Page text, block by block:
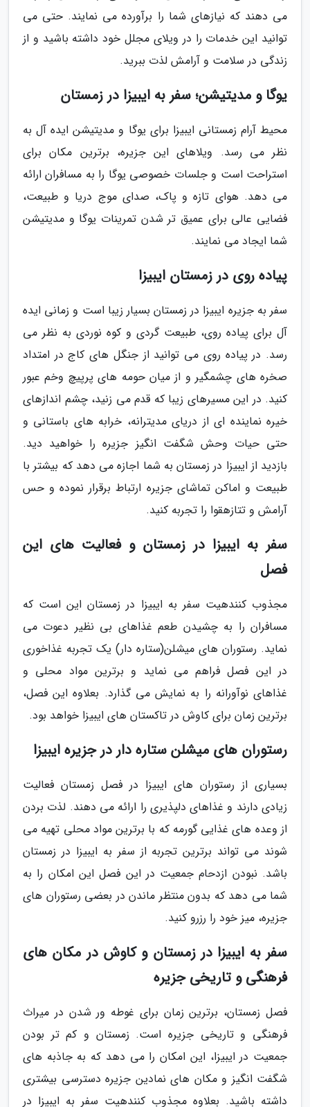
می دهند که نیازهای شما را برآورده می نمایند. حتی می
توانید این خدمات را در ویلای مجلل خود داشته باشید و از
زندگی در سلامت و آرامش لذت ببرید.
یوگا و مدیتیشن؛ سفر به ایبیزا در زمستان
محیط آرام زمستانی ایبیزا برای یوگا و مدیتیشن ایده آل به
نظر می رسد. ویلاهای این جزیره، برترین مکان برای
استراحت است و جلسات خصوصی یوگا را به مسافران ارائه
می دهد. هوای تازه و پاک، صدای موج دریا و طبیعت،
فضایی عالی برای عمیق تر شدن تمرینات یوگا و مدیتیشن
شما ایجاد می نمایند.
پیاده روی در زمستان ایبیزا
سفر به جزیره ایبیزا در زمستان بسیار زیبا است و زمانی ایده
آل برای پیاده روی، طبیعت گردی و کوه نوردی به نظر می
رسد. در پیاده روی می توانید از جنگل های کاج در امتداد
صخره های چشمگیر و از میان حومه های پرپیچ وخم عبور
کنید. در این مسیرهای زیبا که قدم می زنید، چشم اندازهای
خیره نماینده ای از دریای مدیترانه، خرابه های باستانی و
حتی حیات وحش شگفت انگیز جزیره را خواهید دید.
بازدید از ایبیزا در زمستان به شما اجازه می دهد که بیشتر با
طبیعت و اماکن تماشای جزیره ارتباط برقرار نموده و حس
آرامش و تتازهقوا را تجربه کنید.
سفر به ایبیزا در زمستان و فعالیت های این
فصل
مجذوب کنندهیت سفر به ایبیزا در زمستان این است که
مسافران را به چشیدن طعم غذاهای بی نظیر دعوت می
نماید. رستوران های میشلن(ستاره دار) یک تجربه غذاخوری
در این فصل فراهم می نماید و برترین مواد محلی و
غذاهای نوآورانه را به نمایش می گذارد. بعلاوه این فصل،
برترین زمان برای کاوش در تاکستان های ایبیزا خواهد بود.
رستوران های میشلن ستاره دار در جزیره ایبیزا
بسیاری از رستوران های ایبیزا در فصل زمستان فعالیت
زیادی دارند و غذاهای دلپذیری را ارائه می دهند. لذت بردن
از وعده های غذایی گورمه که با برترین مواد محلی تهیه می
شوند می تواند برترین تجربه از سفر به ایبیزا در زمستان
باشد. نبودن ازدحام جمعیت در این فصل این امکان را به
شما می دهد که بدون منتظر ماندن در بعضی رستوران های
جزیره، میز خود را رزرو کنید.
سفر به ایبیزا در زمستان و کاوش در مکان های
فرهنگی و تاریخی جزیره
فصل زمستان، برترین زمان برای غوطه ور شدن در میراث
فرهنگی و تاریخی جزیره است. زمستان و کم تر بودن
جمعیت در ایبیزا، این امکان را می دهد که به جاذبه های
شگفت انگیز و مکان های نمادین جزیره دسترسی بیشتری
داشته باشید. بعلاوه مجذوب کنندهیت سفر به ایبیزا در